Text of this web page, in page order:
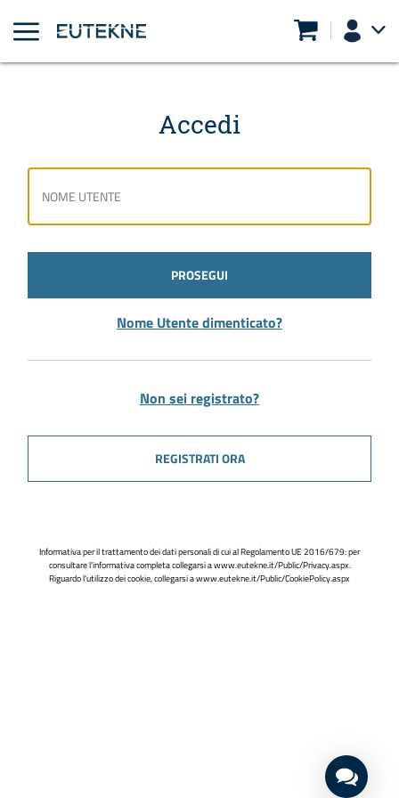
Accedi
PROSEGUI
Nome Utente dimenticato?
Non sei registrato?
REGISTRATI ORA
Informativa per il trattamento dei dati personali di cui al Regolamento UE 2016/679: per
consultare l'informativa completa collegarsi awww.eutekne.it/Public/Privacy.aspx.
Riguardo l'utilizzo dei cookie, collegarsi awww.eutekne.it/Public/CookiePolicy.aspx